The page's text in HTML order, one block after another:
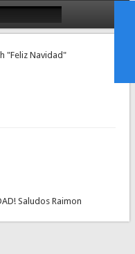
"Feliz Navidad"
Saludos Raimon